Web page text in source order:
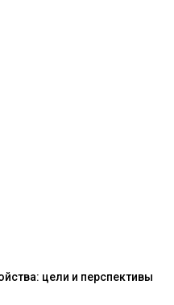
цели и перспективы